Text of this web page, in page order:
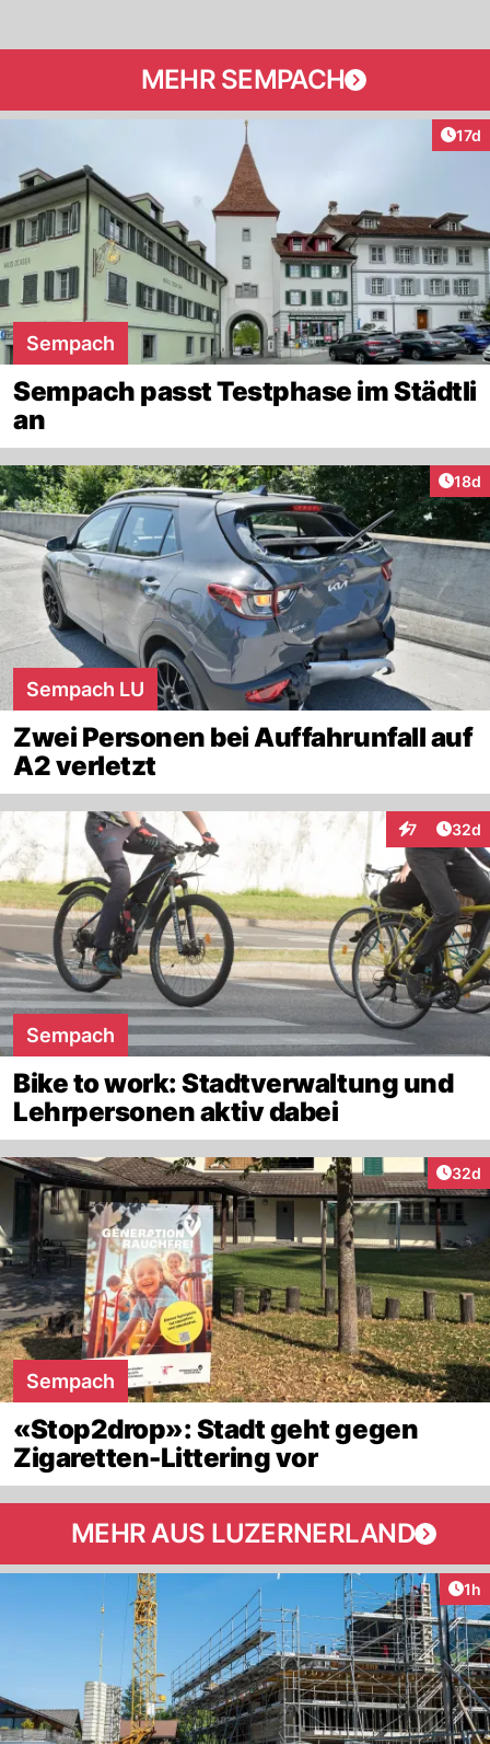
MEHR SEMPACH
17d
Sempach
Sempach passt Testphase im Städtli
an
18d
Sempach LU
Zwei Personen bei Auffahrunfall auf
A2 verletzt
7
Interaktionen
32d
Sempach
Bike to work: Stadtverwaltung und
Lehrpersonen aktiv dabei
32d
Sempach
«Stop2drop»: Stadt geht gegen
Zigaretten-Littering vor
MEHR AUS LUZERNERLAND
1h